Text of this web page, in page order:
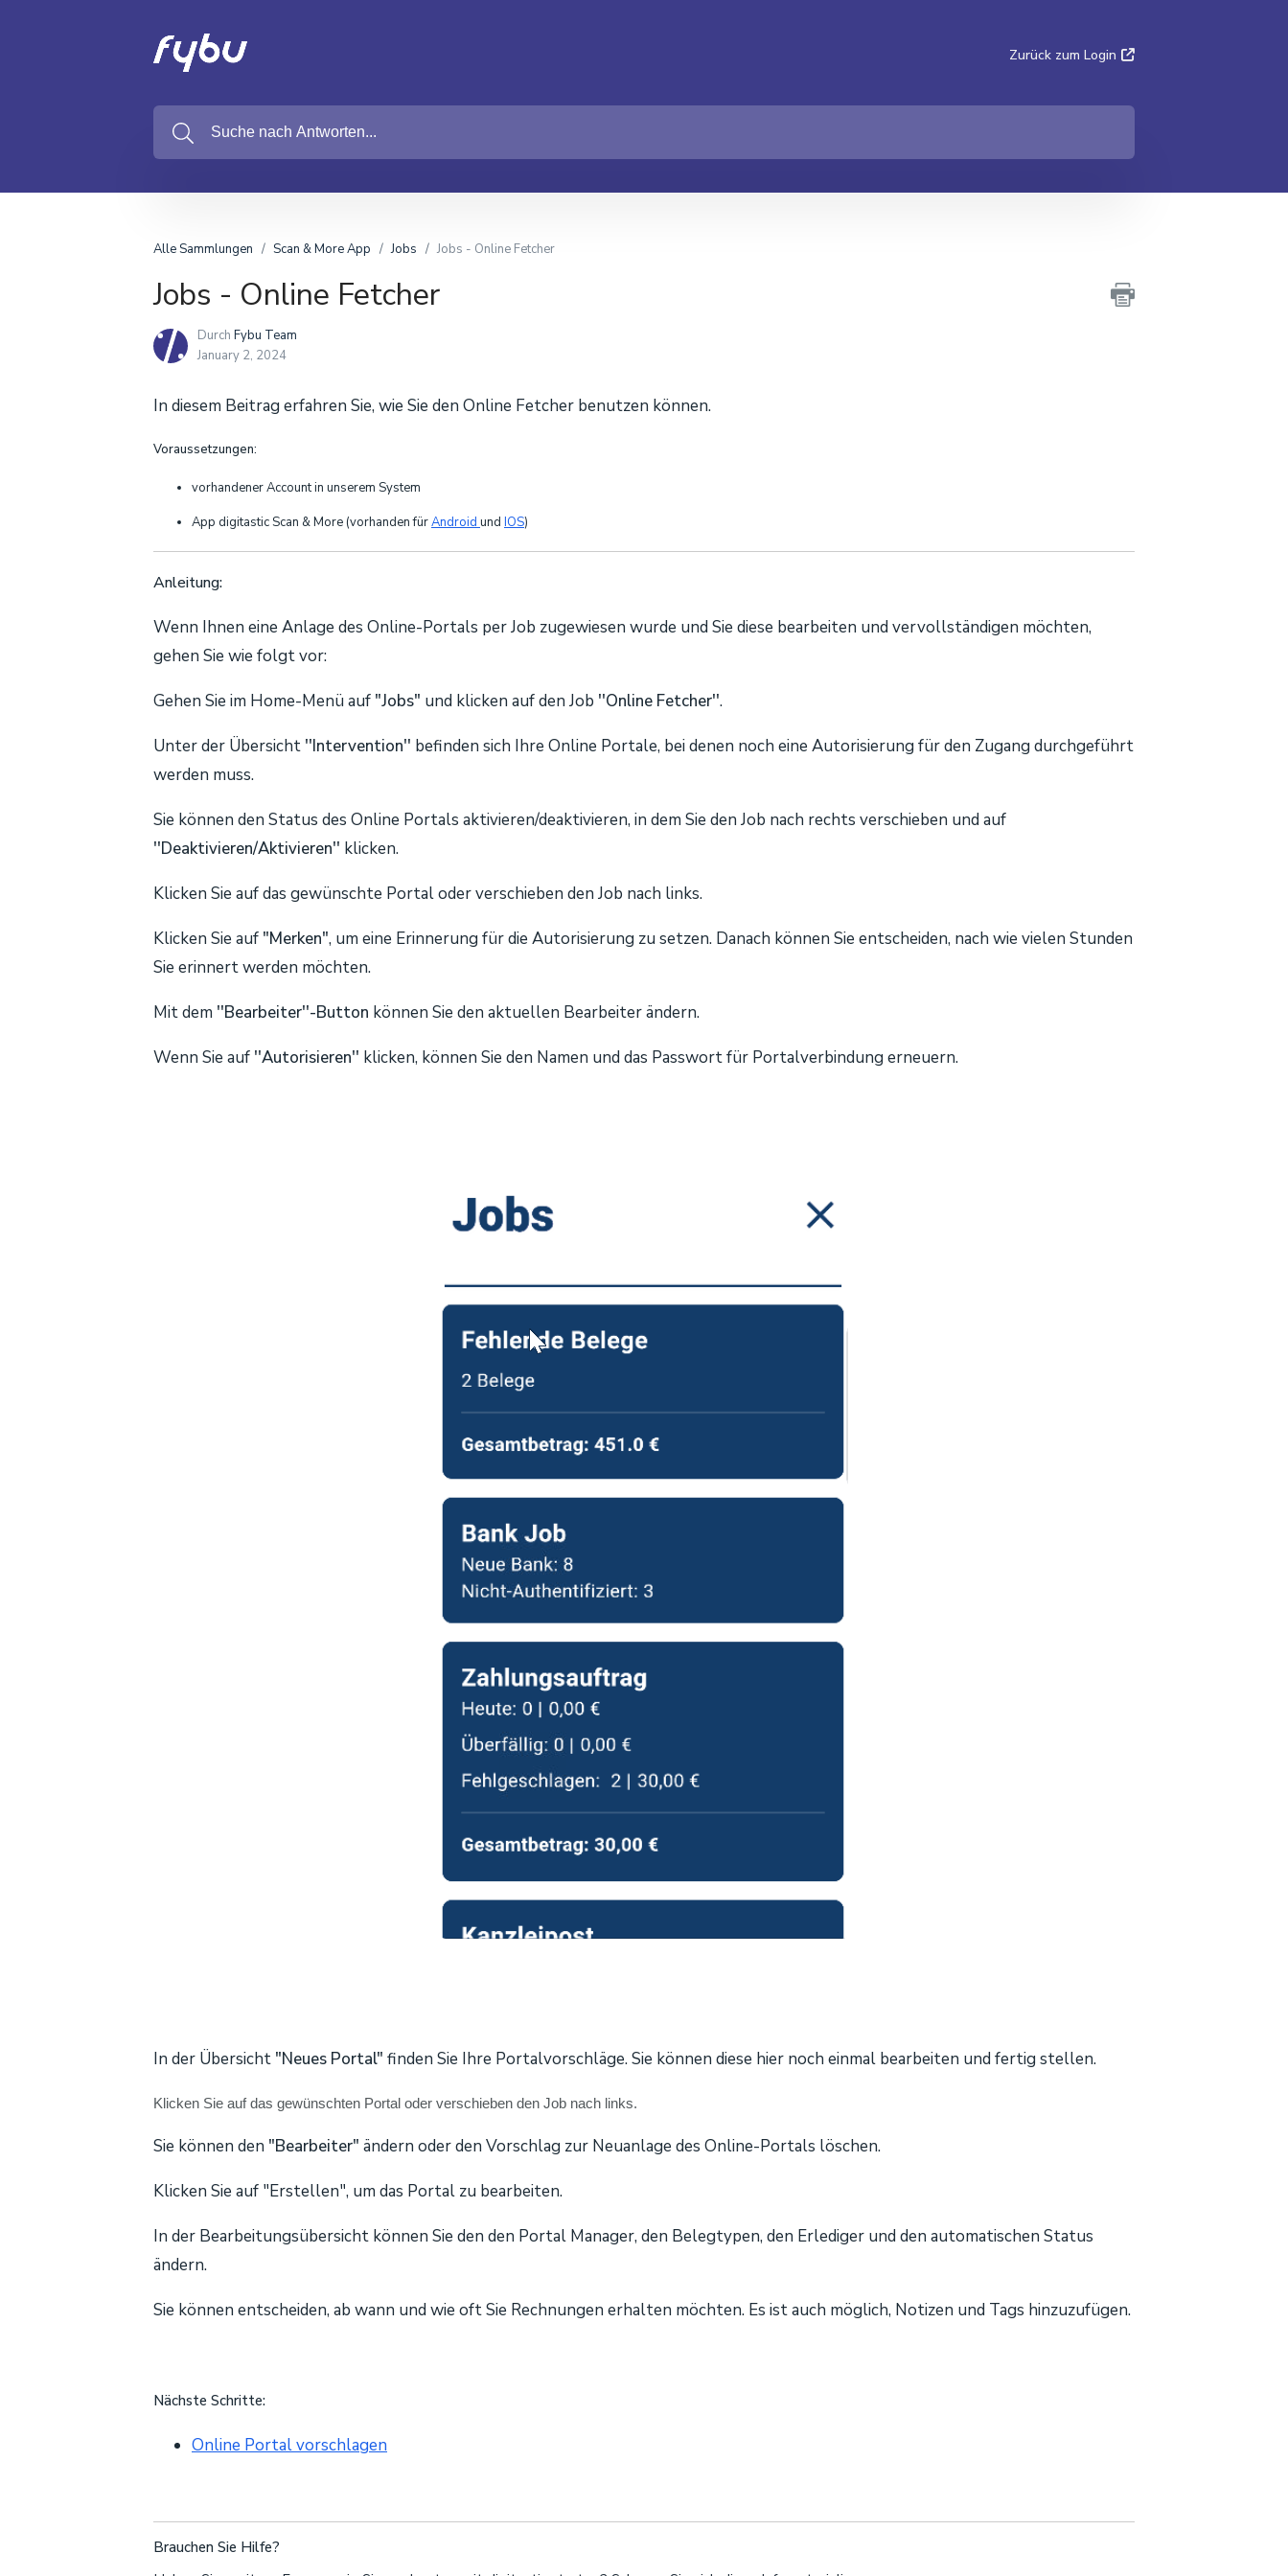
Zurück zum Login
Alle Sammlungen Scan & More App Jobs Jobs - Online Fetcher
Jobs - Online Fetcher
Durch Fybu Team
January 2, 2024
In diesem Beitrag erfahren Sie, wie Sie den Online Fetcher benutzen können.
Voraussetzungen:
vorhandener Account in unserem System
App digitastic Scan & More (vorhanden fürAndroid und IOS)
Anleitung:
Wenn Ihnen eine Anlage des Online-Portals per Job zugewiesen wurde und Sie diese bearbeiten und vervollständigen möchten,
gehen Sie wie folgt vor:
Gehen Sie im Home-Menü auf "Jobs" und klicken auf den Job ''Online Fetcher''.
Unter der Übersicht ''Intervention'' befinden sich Ihre Online Portale, bei denen noch eine Autorisierung für den Zugang durchgeführt
werden muss.
Sie können den Status des Online Portals aktivieren/deaktivieren, in dem Sie den Job nach rechts verschieben und auf
''Deaktivieren/Aktivieren'' klicken.
Klicken Sie auf das gewünschte Portal oder verschieben den Job nach links.
Klicken Sie auf "Merken", um eine Erinnerung für die Autorisierung zu setzen. Danach können Sie entscheiden, nach wie vielen Stunden
Sie erinnert werden möchten.
Mit dem ''Bearbeiter''-Button können Sie den aktuellen Bearbeiter ändern.
Wenn Sie auf ''Autorisieren'' klicken, können Sie den Namen und das Passwort für Portalverbindung erneuern.
In der Übersicht "Neues Portal" finden Sie Ihre Portalvorschläge. Sie können diese hier noch einmal bearbeiten und fertig stellen.
Klicken Sie auf das gewünschten Portal oder verschieben den Job nach links.
Sie können den "Bearbeiter" ändern oder den Vorschlag zur Neuanlage des Online-Portals löschen.
Klicken Sie auf "Erstellen", um das Portal zu bearbeiten.
In der Bearbeitungsübersicht können Sie den den Portal Manager, den Belegtypen, den Erlediger und den automatischen Status
ändern.
Sie können entscheiden, ab wann und wie oft Sie Rechnungen erhalten möchten. Es ist auch möglich, Notizen und Tags hinzuzufügen.
Nächste Schritte:
Online Portal vorschlagen
Brauchen Sie Hilfe?